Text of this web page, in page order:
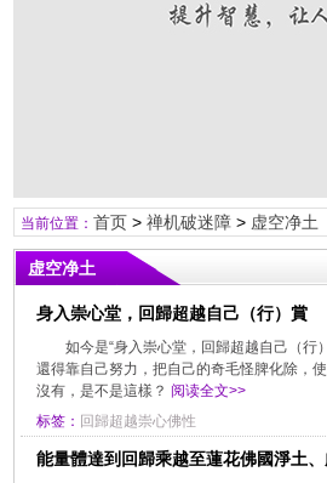
当前位置： 首页> 禅机破迷障> 虚空净土
虚空净土
身入崇心堂，回歸超越自己（行）賞
如今是“身入崇心堂，回歸超越自己（行
還得靠自己努力，把自己的奇毛怪脾化除，
沒有，是不是這樣？ 阅读全文>>
标签： 回歸超越崇心佛性
能量體達到回歸乘越至蓮花佛國淨土、